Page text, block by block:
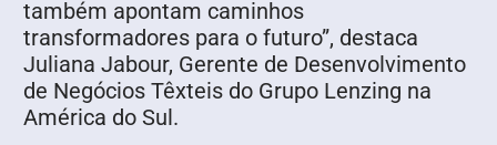
também apontam caminhos
transformadores para o futuro”, destaca
Juliana Jabour, Gerente de Desenvolvimento
de Negócios Têxteis do Grupo Lenzing na
América do Sul.